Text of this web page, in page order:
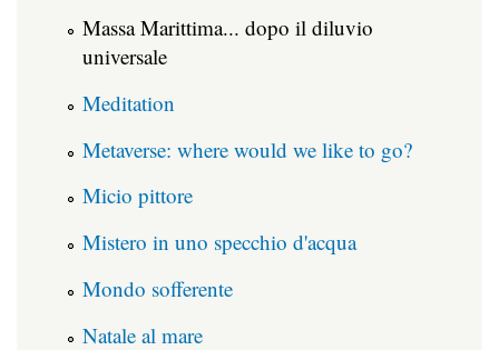
Massa Marittima... dopo il diluvio
universale
Meditation
Metaverse: where would we like to go?
Micio pittore
Mistero in uno specchio d'acqua
Mondo sofferente
Natale al mare